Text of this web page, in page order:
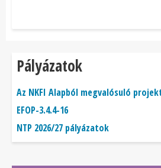
Pályázatok
Az NKFI Alapból megvalósuló
EFOP-3.4.4-16
NTP 2026/27 pályázatok